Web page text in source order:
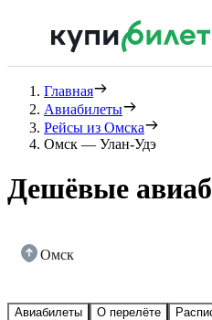
Главная
Авиабилеты
Рейсы из Омска
Омск — Улан-Удэ
Дешёвые
Омск
Авиабилеты О перелёте